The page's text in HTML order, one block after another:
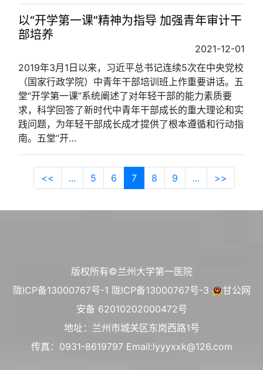
以“开学第一课”精神为指导 加强青年审计干
部培养
2021-12-01
2019年3月1日以来，习近平总书记连续5次在中央党校
（国家行政学院）中青年干部培训班上作重要讲话。五
堂“开学第一课”系统阐述了对年轻干部的能力素质要
求，科学回答了新时代中青年干部成长的重大理论和实
践问题，为年轻干部成长成才提供了根本遵循和行动指
南。五堂“开…
<< ... 5 6 7 8 9 ... >>
版权所有©兰州大学第一医院
陇ICP备13000767号-1 陇ICP备13000767号-3
甘公网
安备 62010202000472号
地址：兰州市城关区东岗西路1号
传真：0931-8619797 Email:lyyyxxk@126.com